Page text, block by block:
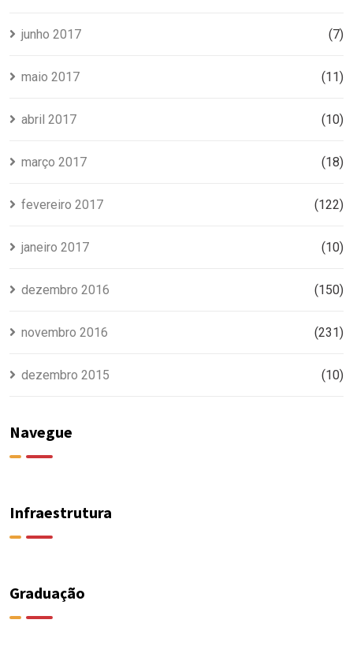
junho 2017 (7)
maio 2017 (11)
abril 2017 (10)
março 2017 (18)
fevereiro 2017 (122)
janeiro 2017 (10)
dezembro 2016 (150)
novembro 2016 (231)
dezembro 2015 (10)
Navegue
Infraestrutura
Graduação